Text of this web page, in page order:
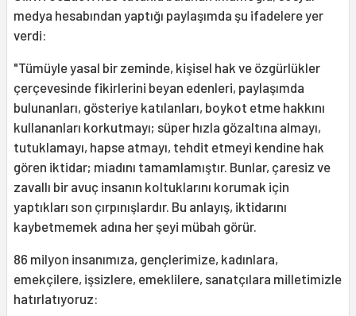
medya hesabından yaptığı paylaşımda şu ifadelere yer
verdi:
"Tümüyle yasal bir zeminde, kişisel hak ve özgürlükler
çerçevesinde fikirlerini beyan edenleri, paylaşımda
bulunanları, gösteriye katılanları, boykot etme hakkını
kullananları korkutmayı; süper hızla gözaltına almayı,
tutuklamayı, hapse atmayı, tehdit etmeyi kendine hak
gören iktidar; miadını tamamlamıştır. Bunlar, çaresiz ve
zavallı bir avuç insanın koltuklarını korumak için
yaptıkları son çırpınışlardır. Bu anlayış, iktidarını
kaybetmemek adına her şeyi mübah görür.
86 milyon insanımıza, gençlerimize, kadınlara,
emekçilere, işsizlere, emeklilere, sanatçılara milletimizle
hatırlatıyoruz: